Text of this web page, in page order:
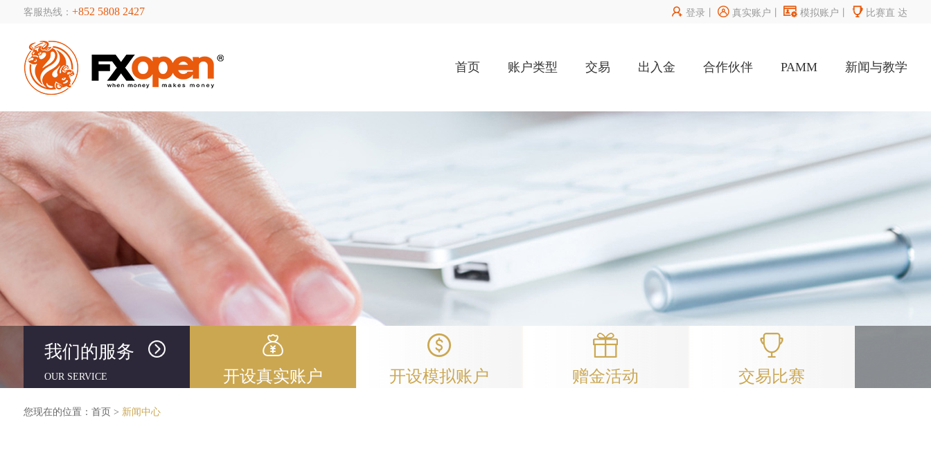
客服热线： +852 5808 2427  登录 丨 真实账户  模拟账户  比赛直 达
首页 账户类型 交易 出入金 合作伙伴 PAMM 新闻与教学
我们的服务
OUR SERVICE 开设真实账户 开设模拟账户 赠金活动 交易比赛
您现在的位置： 首页 > 新闻中心